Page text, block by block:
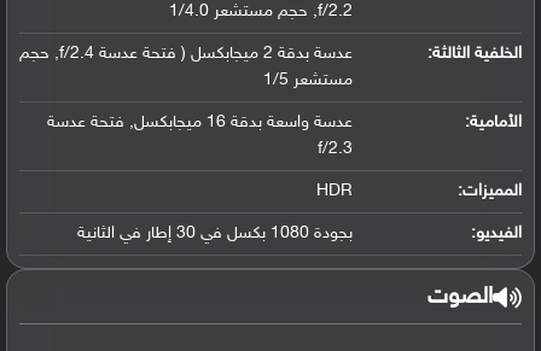
f/2.2, حجم مستشعر 1/4.0
الخلفية الثالثة:
عدسة بدقة 2 ميجابكسل ( فتحة عدسة f/2.4, حجم
مستشعر 1/5
الأمامية:
عدسة واسعة بدقة 16 ميجابكسل, فتحة عدسة
f/2.3
المميزات: HDR
الفيديو: بجودة 1080 بكسل في 30 إطار في الثانية
الصوت